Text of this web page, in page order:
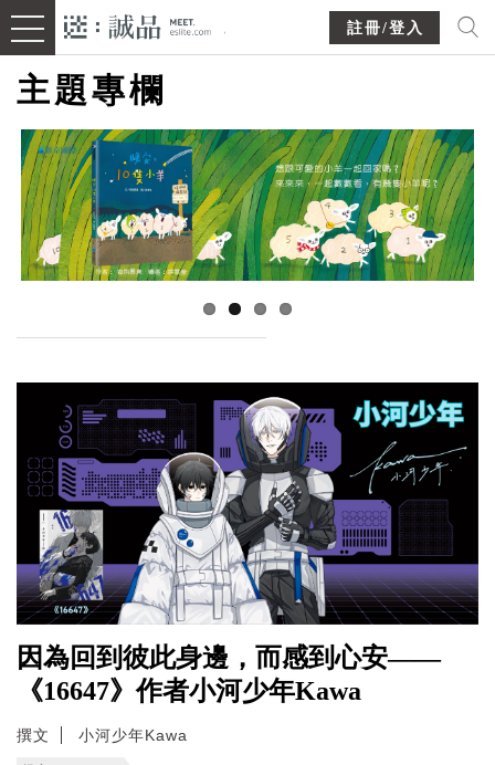
註冊/登入
主題專欄
因為回到彼此身邊，而感到心安——
《16647》作者小河少年Kawa
撰文 小河少年Kawa